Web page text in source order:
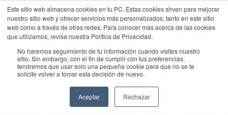
Este sitio web almacena cookies en tu PC. Estas cookies sirven para mejorar
nuestro sitio web y ofrecer servicios más personalizados, tanto en este sitio
web como a través de otras redes. Para conocer más acerca de las cookies
que utilizamos, revisa nuestra Política de Privacidad.
No haremos seguimiento de tu información cuando visites nuestro
sitio. Sin embargo, con el fin de cumplir con tus preferencias,
tendremos que usar solo una pequeña cookie para que no se te
solicite volver a tomar esta decisión de nuevo.
Aceptar Rechazar
Saltar
contenido
BLOG LONGEVIDAD
Vida sana y
Traducir »